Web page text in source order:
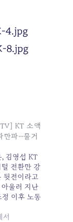
KT 소액
만파…물거
김영섭 KT
털 전환만 강
뒷전이라고
울러 지난
이후 노동
하는 등 악
요. KT새
서